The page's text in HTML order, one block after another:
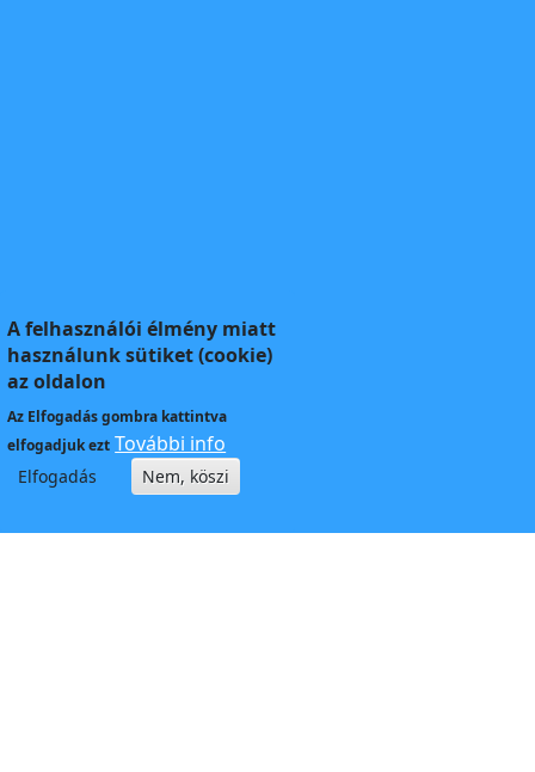
A felhasználói élmény miatt
használunk sütiket (cookie)
az oldalon
Az Elfogadásgombra kattintva
elfogadjuk ezt További info
Elfogadás Nem, köszi